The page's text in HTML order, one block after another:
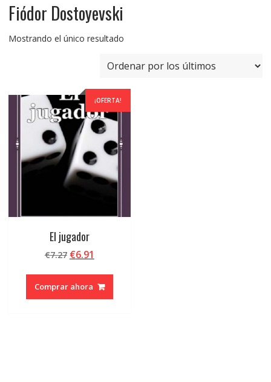
Fiódor Dostoyevski
Mostrando el único resultado
¡OFERTA!
El jugador
€7.27 El
original
era:
€6.91
actual
es:
Comprar ahora